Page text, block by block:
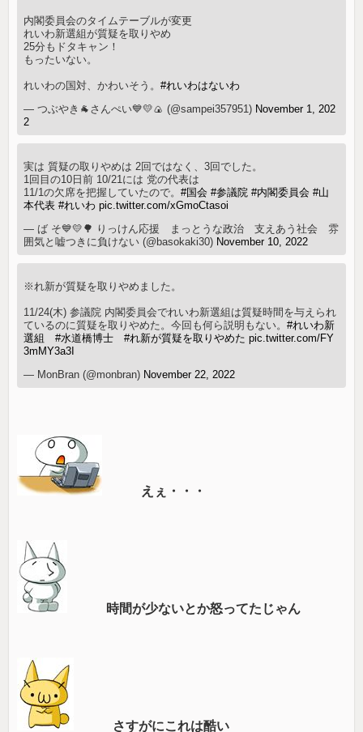
内閣委員会のタイムテーブルが変更
れいわ新選組が質疑を取りやめ
25分もドタキャン！
もったいない。
れいわの国対、かわいそう。#れいわはないわ
— つぶやき🐐さんぺい💙💛🍙 (@sampei357951) November 1, 202
2
実は 質疑の取りやめは 2回ではなく、3回でした。
1回目の10日前 10/21には 党の代表は
11/1の欠席を把握していたので。#国会 #参議院 #内閣委員会 #山
本代表 #れいわ pic.twitter.com/xGmoCtasoi
— ば そ💙💛🌳 りっけん応援 まっとうな政治 支えあう社会 雰
囲気と嘘つきに負けない (@basokaki30) November 10, 2022
※れ新が質疑を取りやめました。
11/24(木) 参議院 内閣委員会でれいわ新選組は質疑時間を与えられ
ているのに質疑を取りやめた。今回も何ら説明もない。#れいわ新
選組
#水道橋博士 #れ新が質疑を取りやめた pic.twitter.com/FY
3mMY3a3I
— MonBran (@monbran) November 22, 2022
えぇ・・・
時間が少ないとか怒ってたじゃん
さすがにこれは酷い